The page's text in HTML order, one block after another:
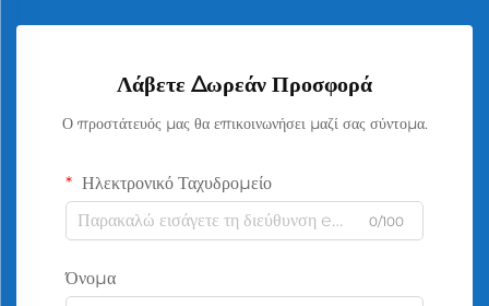
Λάβετε Δωρεάν Προσφορά
Ο προστάτευός μας θα επικοινωνήσει μαζί σας σύντομα.
Ηλεκτρονικό Ταχυδρομείο
0/100
Όνομα